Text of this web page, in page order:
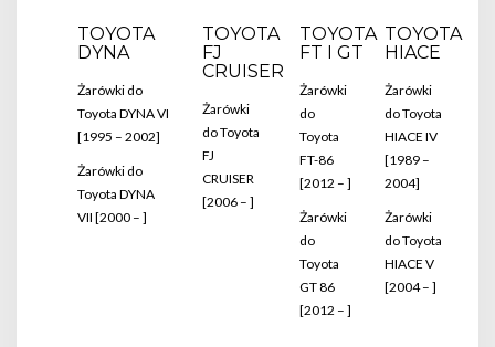
TOYOTA
DYNA
Żarówki do
Toyota DYNA VI
[1995 – 2002]
Żarówki do
Toyota DYNA
VII [2000 – ]
TOYOTA
FJ
CRUISER
Żarówki
do Toyota
FJ
CRUISER
[2006 – ]
TOYOTA
FT I GT
Żarówki
do
Toyota
FT-86
[2012 – ]
Żarówki
do
Toyota
GT 86
[2012 – ]
TOYOTA
HIACE
Żarówki
do Toyota
HIACE IV
[1989 –
2004]
Żarówki
do Toyota
HIACE V
[2004 – ]